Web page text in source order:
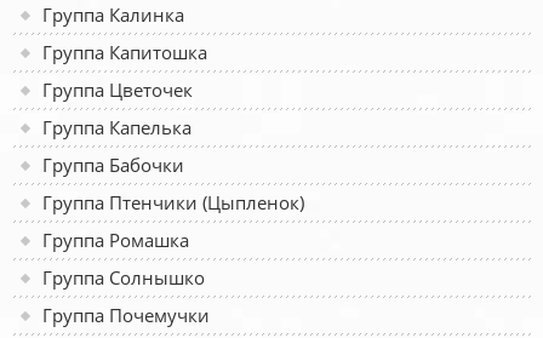
Группа Калинка
Группа Капитошка
Группа Цветочек
Группа Капелька
Группа Бабочки
Группа Птенчики (Цыпленок)
Группа Ромашка
Группа Солнышко
Группа Почемучки